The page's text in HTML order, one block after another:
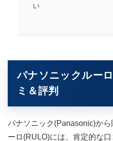
い
パナソニックルー
ミ＆評判
パナソニック(Panasonic)か
ーロ(RULO)には、肯定的な